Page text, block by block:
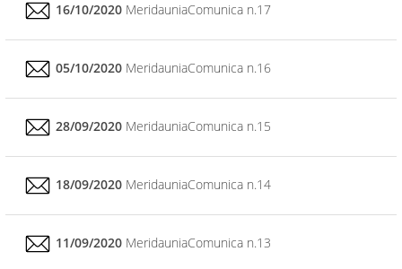
16/10/2020 MeridauniaComunica n.17
05/10/2020 MeridauniaComunica n.16
28/09/2020 MeridauniaComunica n.15
18/09/2020 MeridauniaComunica n.14
11/09/2020 MeridauniaComunica n.13